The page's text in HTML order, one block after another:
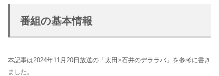
番組の基本情報
本記事は2024年11月20日放送の「太田×石井のデララバ」を参考に書き
ました。